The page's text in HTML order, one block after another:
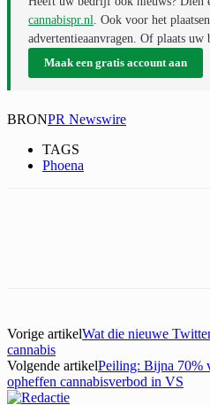
cannabispr.nl. Ook voor het
advertentieaanvragen. Of plaats
Maak een gratis account aan
BRONPR Newswire
TAGS
Phoena
Vorige artikelWat die nieuwe
cannabis
Volgende artikelPeiling: Bijna 70%
opheffen cannabisverbod in VS